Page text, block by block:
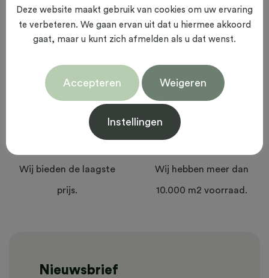
Snelle levering
Wij leveren snel in
Beste kwaliteit
Wij bieden hoogwaardige
Wij bieden de laagste
prijs.
Wij hebben meer dan
10.000 m2 voorraad.
Nieuwsbrief
Deze website maakt gebruik van cookies om uw ervaring
te verbeteren. We gaan ervan uit dat u hiermee akkoord
gaat, maar u kunt zich afmelden als u dat wenst.
Accepteren Weigeren
Instellingen